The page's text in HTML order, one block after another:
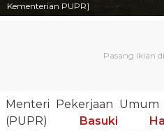
Kementerian PUPR]
Menteri Pekerjaan
(PUPR) Basuki